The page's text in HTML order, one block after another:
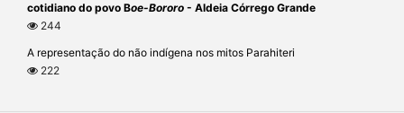
cotidiano do povo Boe-Bororo - Aldeia Córrego Grande
244
A representação do não indígena nos mitos Parahiteri
222